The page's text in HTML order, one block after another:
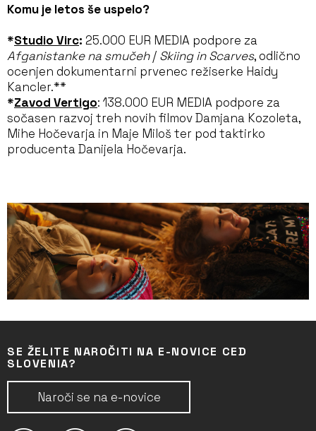
Komu je letos še uspelo?
*Studio Virc: 25.000 EUR MEDIA podpore za
Afganistanke na smučeh/ Skiing in Scarves, odlično
ocenjen dokumentarni prvenec režiserke Haidy
Kancler.**
*Zavod Vertigo: 138.000 EUR MEDIA podpore za
sočasen razvoj treh novih filmov Damjana Kozoleta,
Mihe Hočevarja in Maje Miloš ter pod taktirko
producenta Danijela Hočevarja.
SE ŽELITE NAROČITI NA E-NOVICE CED
SLOVENIA?
Naroči se na e-novice